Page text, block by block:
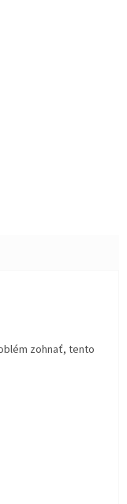
zohnať, tento